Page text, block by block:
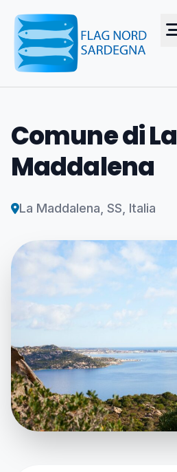
Comune di La
Maddalena
La Maddalena, SS, Italia